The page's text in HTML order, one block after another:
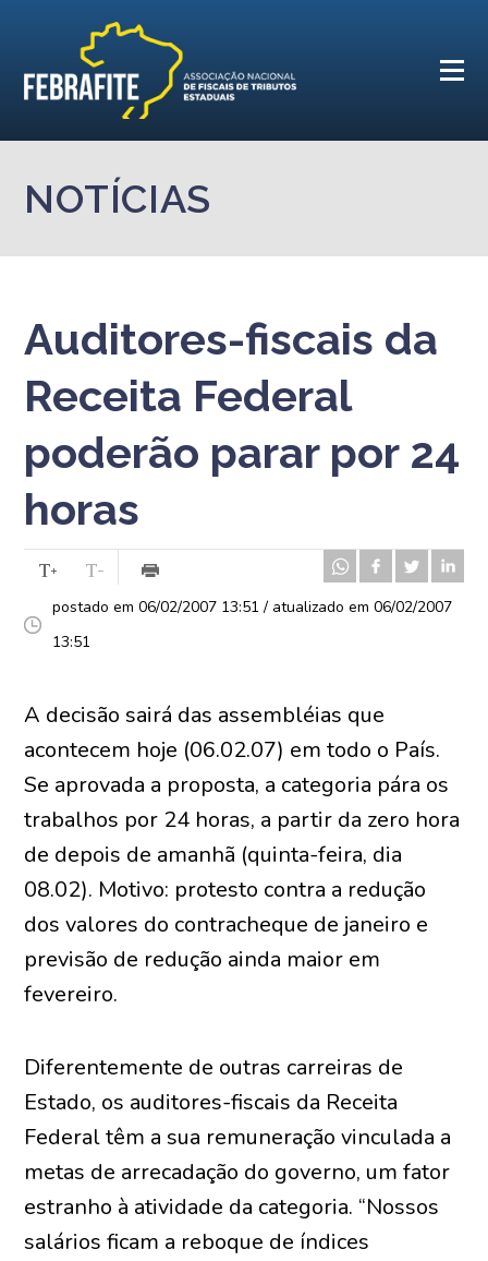
NOTÍCIAS
Auditores-fiscais da
Receita Federal
poderão parar por 24
horas
postado em 06/02/2007 13:51 / atualizado em 06/02/2007
13:51
A decisão sairá das assembléias que
acontecem hoje (06.02.07) em todo o País.
Se aprovada a proposta, a categoria pára os
trabalhos por 24 horas, a partir da zero hora
de depois de amanhã (quinta-feira, dia
08.02). Motivo: protesto contra a redução
dos valores do contracheque de janeiro e
previsão de redução ainda maior em
fevereiro.
Diferentemente de outras carreiras de
Estado, os auditores-fiscais da Receita
Federal têm a sua remuneração vinculada a
metas de arrecadação do governo, um fator
estranho à atividade da categoria. “Nossos
salários ficam a reboque de índices